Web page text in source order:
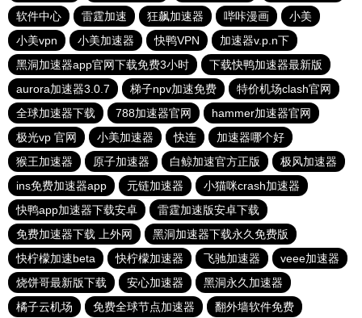
软件中心
雷霆加速 狂飙加速器 哔咔漫画
小美
小美vpn
小美加速器 快鸭VPN
加速器v.p.n下
黑洞加速器app官网下载免费3小时
下载快鸭加速器最新版
aurora加速器3.0.7
梯子npv加速免费
特价机场clash官网
全球加速器下载
788加速器官网
hammer加速器官网
极光vp 官网
小美加速器 快连
加速器哪个好
猴王加速器
原子加速器 白鲸加速官方正版
极风加速器
ins免费加速器app
元链加速器
小猫咪crash加速器
快鸭app加速器下载安卓
雷霆加速版安卓下载
免费加速器下载 上外网
黑洞加速器下载永久免费版
快柠檬加速beta
快柠檬加速器 飞驰加速器
veee加速器
烧饼哥最新版下载
安心加速器
黑洞永久加速器
橘子云机场
免费全球节点加速器 翻外墙软件免费